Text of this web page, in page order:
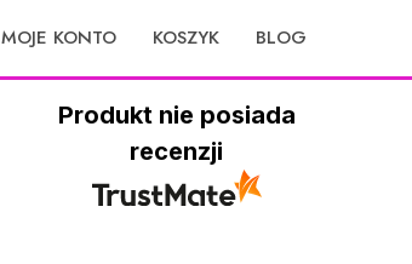
MOJE KONTO KOSZYK BLOG
Produkt nie posiada
recenzji